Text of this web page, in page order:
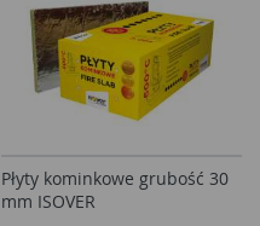
Płyty kominkowe grubość 30
mm ISOVER